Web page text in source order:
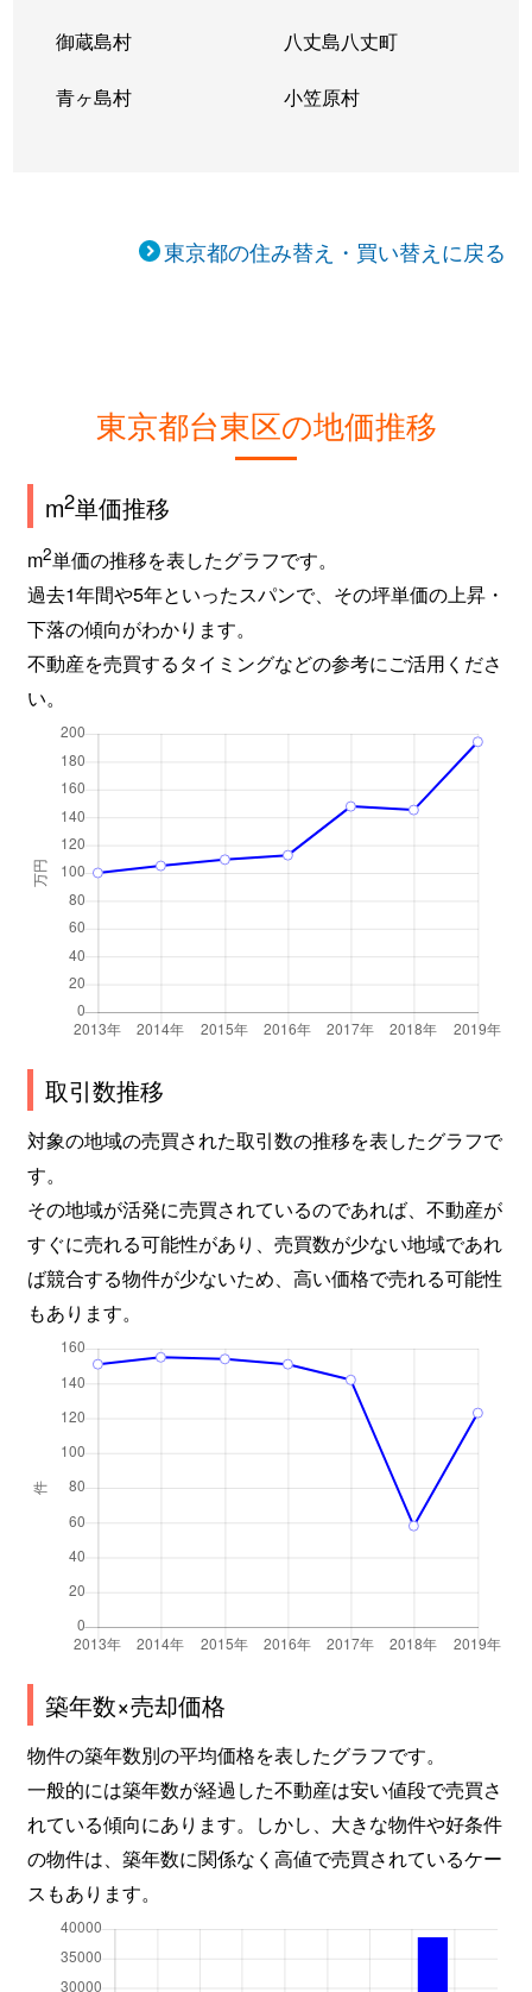
御蔵島村 八丈島八丈町
青ヶ島村 小笠原村
東京都の住み替え・買い替えに戻る
東京都台東区の地価推移
m2単価推移
m2単価の推移を表したグラフです。
過去1年間や5年といったスパンで、その坪単価の上昇・
下落の傾向がわかります。
不動産を売買するタイミングなどの参考にご活用くださ
い。
取引数推移
対象の地域の売買された取引数の推移を表したグラフで
す。
その地域が活発に売買されているのであれば、不動産が
すぐに売れる可能性があり、売買数が少ない地域であれ
ば競合する物件が少ないため、高い価格で売れる可能性
もあります。
築年数×売却価格
物件の築年数別の平均価格を表したグラフです。
一般的には築年数が経過した不動産は安い値段で売買さ
れている傾向にあります。しかし、大きな物件や好条件
の物件は、築年数に関係なく高値で売買されているケー
スもあります。